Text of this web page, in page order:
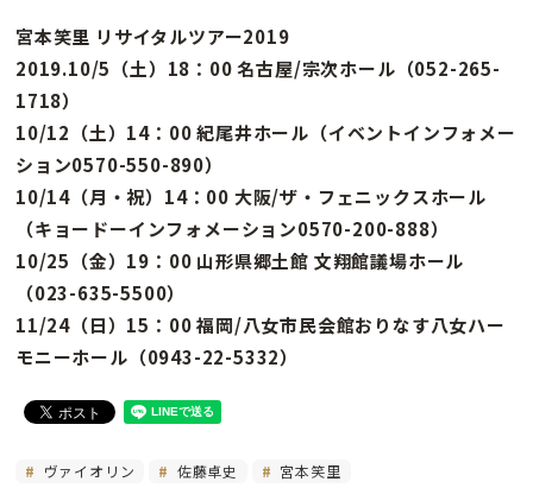
宮本笑里 リサイタルツアー2019
2019.10/5（土）18：00 名古屋/宗次ホール（052-265-
1718）
10/12（土）14：00 紀尾井ホール（イベントインフォメー
ション0570-550-890）
10/14（月・祝）14：00 大阪/ザ・フェニックスホール
（キョードーインフォメーション0570-200-888）
10/25（金）19：00 山形県郷土館 文翔館議場ホール
（023-635-5500）
11/24（日）15：00 福岡/八女市民会館おりなす八女ハー
モニーホール（0943-22-5332）
ヴァイオリン 佐藤卓史 宮本笑里